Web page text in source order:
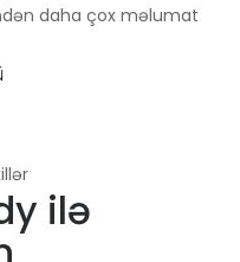
daha çox məlumat
ilə